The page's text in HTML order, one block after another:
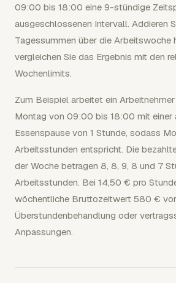
09:00 bis 18:00 eine 9-stündige
ausgeschlossenen Intervall. Addieren
Tagessummen über die Arbeitswoche
vergleichen Sie das Ergebnis mit den
Wochenlimits.
Zum Beispiel arbeitet ein
Montag von 09:00 bis 18:00 mit einer
Essenspause von 1 Stunde, sodass
Arbeitsstunden entspricht. Die
der Woche betragen 8, 8, 9, 8 und 7
Arbeitsstunden. Bei 14,50 € pro
wöchentliche Bruttozeitwert 580 € vor
Überstundenbehandlung oder
Anpassungen.